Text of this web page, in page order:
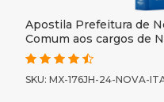
Apostila Prefeitura de
Comum aos cargos de
SKU: MX-176JH-24-NOVA-